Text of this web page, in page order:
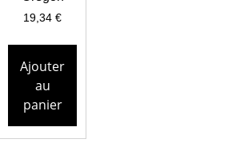
19,34€
Ajouter
au
panier